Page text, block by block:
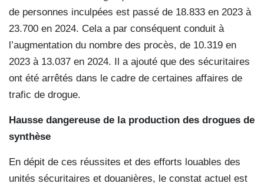
de personnes inculpées est passé de 18.833 en 2023 à
23.700 en 2024. Cela a par conséquent conduit à
l’augmentation du nombre des procès, de 10.319 en
2023 à 13.037 en 2024. Il a ajouté que des sécuritaires
ont été arrêtés dans le cadre de certaines affaires de
trafic de drogue.
Hausse dangereuse de la production des drogues de
synthèse
En dépit de ces réussites et des efforts louables des
unités sécuritaires et douanières, le constat actuel est